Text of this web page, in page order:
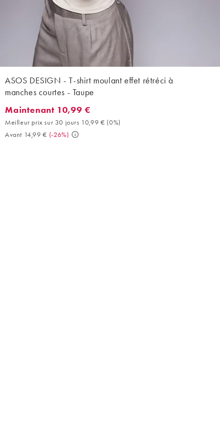
ASOS DESIGN - T-shirt moulant effet rétréci à
manches courtes - Taupe
Maintenant 10,99 €. Meilleur prix sur 30 jours 10,99 € (0%).
Maintenant 10,99 €
Meilleur prix sur 30 jours 10,99 € (0%)
Avant 14,99 € (-26%)